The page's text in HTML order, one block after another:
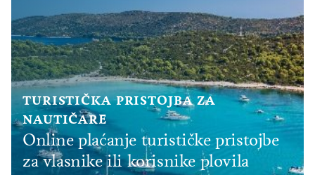
TURISTIČKA PRISTOJBA ZA
NAUTIČARE
Online plaćanje turističke pristojbe
za vlasnike ili korisnike plovila